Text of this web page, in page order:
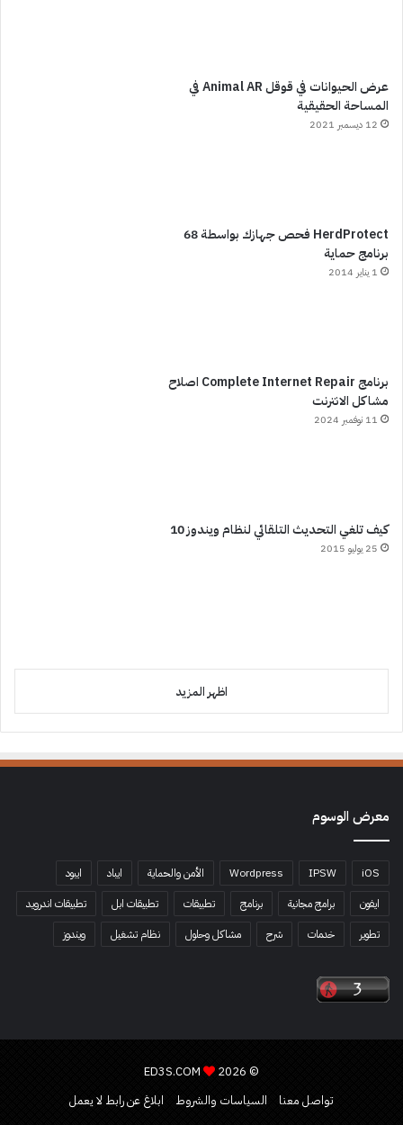
عرض الحيوانات في قوقل Animal AR في
المساحة الحقيقية
12 ديسمبر 2021
HerdProtect فحص جهازك بواسطة 68
برنامج حماية
1 يناير 2014
برنامج Complete Internet Repair اصلاح
مشاكل الانترنت
11 نوفمبر 2024
كيف تلغي التحديث التلقائي لنظام ويندوز 10
25 يوليو 2015
اظهر المزيد
معرض الوسوم
iOS
IPSW
Wordpress الأمن والحماية ايباد
ايبود
ايفون
برامج مجانية برنامج تطبيقات تطبيقات ابل
تطبيقات اندرويد
تطوير
خدمات شرح مشاكل وحلول نظام تشغيل ويندوز
© 2026
تواصل معنا
السياسات والشروط ابلاغ عن رابط لا يعمل